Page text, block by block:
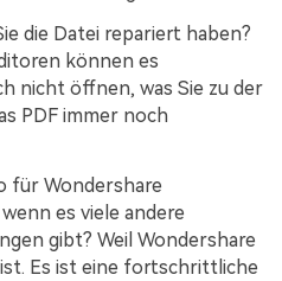
die Datei repariert haben?
können es
nicht öffnen, was Sie zu der
PDF immer noch
für Wondershare
es viele andere
gibt? Weil Wondershare
Es ist eine fortschrittliche